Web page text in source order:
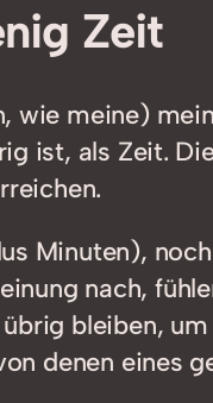
Zeit
wie meine)
ist, als Zeit.
Minuten),
nach,
bleiben,
denen eines